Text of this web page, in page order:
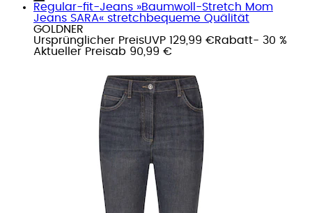
Regular-fit-Jeans »Baumwoll-Stretch Mom
Jeans SARA« stretchbequeme Quälität
GOLDNER
Ursprünglicher PreisUVP 129,99 €Rabatt- 30 %
Aktueller Preisab 90,99 €